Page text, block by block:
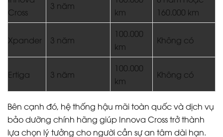
Làm sao kiểm tra còn thời hạn bảo hành không?
Bạn có thể gọi hotline đại lý hoặc kiểm tra nhanh trên
hệ thống Toyota Việt Nam tạiToyota.vn . Ngoài ra, ứng
dụng Toyota Connect cũng hỗ trợ kiểm tra lịch sử bảo
dưỡng và hạn bảo hành xe.
Để hiểu thêm về toàn bộ ưu đãi và đặc điểm nổi bật
trụ cột Innova Cross.